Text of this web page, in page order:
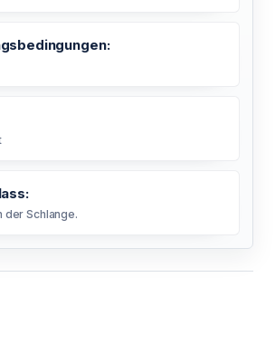
der Schlange.